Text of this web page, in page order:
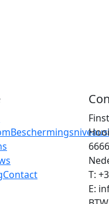
Beschermingsniveaus
Contact
T:
E: